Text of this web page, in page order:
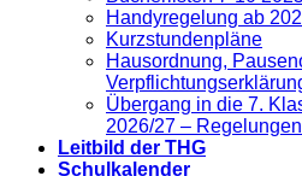
Handyregelung ab
Kurzstundenpläne
Hausordnung,
Übergang in die 7.
2026/27 –
Leitbild der THG
Schulkalender